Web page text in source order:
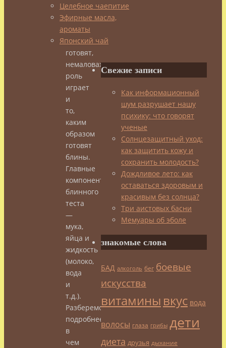
продуктах,
из
которых
их
готовят,
немаловажную
роль
играет
и
то,
каким
образом
готовят
блины.
Главные
компоненты
блинного
теста
—
мука,
яйца и
жидкость
(молоко,
вода
и
т.д.).
Разберемся
подробнее,
в
чем
Целебное чаепитие
Эфирные масла,
ароматы
Японский чай
Свежие записи
Как информационный
шум разрушает нашу
психику: что говорят
ученые
Солнцезащитный уход:
как защитить кожу и
сохранить молодость?
Дождливое лето: как
оставаться здоровым и
красивым без солнца?
Три аистовых басни
Мемуары об эболе
знакомые слова
БАД алкоголь бег боевые
искусства
витамины вкус вода
волосы глаза грибы дети
диета друзья дыхание